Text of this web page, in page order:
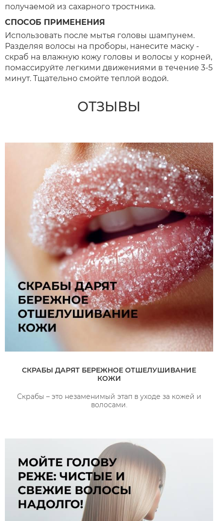
получаемой из сахарного тростника.
СПОСОБ ПРИМЕНЕНИЯ
Использовать после мытья головы шампунем.
Разделяя волосы на проборы, нанесите маску -
скраб на влажную кожу головы и волосы у корней,
помассируйте легкими движениями в течение 3-5
минут. Тщательно смойте теплой водой.
ОТЗЫВЫ
СКРАБЫ ДАРЯТ БЕРЕЖНОЕ ОТШЕЛУШИВАНИЕ
КОЖИ
Скрабы – это незаменимый этап в уходе за кожей и
волосами.